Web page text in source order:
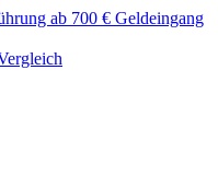
ab 700 € Geldeingang